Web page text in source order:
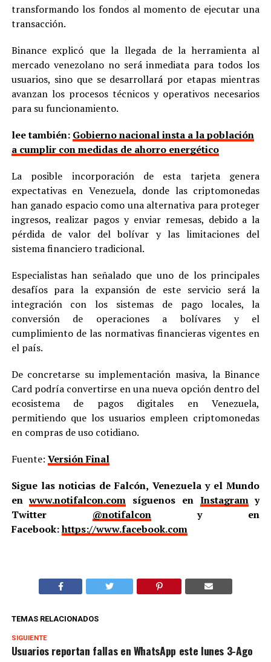
transformando los fondos al momento de ejecutar una
transacción.
Binance explicó que la llegada de la herramienta al
mercado venezolano no será inmediata para todos los
usuarios, sino que se desarrollará por etapas mientras
avanzan los procesos técnicos y operativos necesarios
para su funcionamiento.
lee también: Gobierno nacional insta a la población
a cumplir con medidas de ahorro energético
La posible incorporación de esta tarjeta genera
expectativas en Venezuela, donde las criptomonedas
han ganado espacio como una alternativa para proteger
ingresos, realizar pagos y enviar remesas, debido a la
pérdida de valor del bolívar y las limitaciones del
sistema financiero tradicional.
Especialistas han señalado que uno de los principales
desafíos para la expansión de este servicio será la
integración con los sistemas de pago locales, la
conversión de operaciones a bolívares y el
cumplimiento de las normativas financieras vigentes en
el país.
De concretarse su implementación masiva, la Binance
Card podría convertirse en una nueva opción dentro del
ecosistema de pagos digitales en Venezuela,
permitiendo que los usuarios empleen criptomonedas
en compras de uso cotidiano.
Fuente: Versión Final
Sigue las noticias de Falcón, Venezuela y el Mundo
enwww.notifalcon.com síguenos en Instagramy
Twitter @notifalcony en
Facebook:https://www.facebook.com
TEMAS RELACIONADOS
SIGUIENTE
Usuarios reportan fallas en WhatsApp este lunes 3-Ago